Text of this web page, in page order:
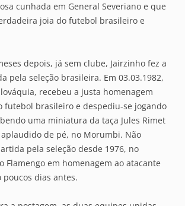
cunhada em General Severiano e que
joia do futebol brasileiro e
depois, já sem clube, Jairzinho fez a
pela seleção brasileira. Em 03.03.1982,
recebeu a justa homenagem
futebol brasileiro e despediu-se jogando
uma miniatura da taça Jules Rimet
de pé, no Morumbi. Não
pela seleção desde 1976, no
Flamengo em homenagem ao atacante
poucos dias antes.